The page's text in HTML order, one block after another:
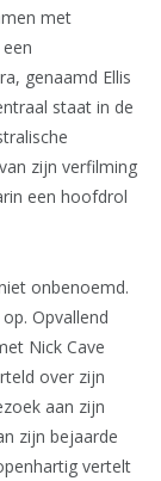
met
genaamd Ellis
staat in de
zijn verfilming
een hoofdrol
onbenoemd.
Opvallend
Nick Cave
over zijn
aan zijn
zijn bejaarde
vertelt